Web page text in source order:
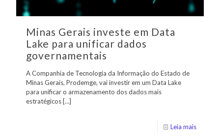
Minas Gerais investe em Data
Lake para unificar dados
governamentais
A Companhia de Tecnologia da Informação do Estado de
Minas Gerais, Prodemge, vai investir em um Data Lake
para unificar o armazenamento dos dados mais
estratégicos […]
Leia mais